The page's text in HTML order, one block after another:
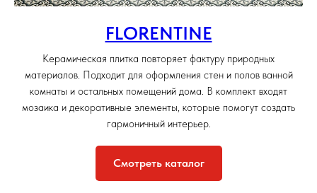
FLORENTINE
Керамическая плитка повторяет фактуру природных
материалов. Подходит для оформления стен и полов ванной
комнаты и остальных помещений дома. В комплект входят
мозаика и декоративные элементы, которые помогут создать
гармоничный интерьер.
Смотреть каталог